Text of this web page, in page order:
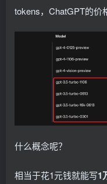
tokens，ChatGPT的价
什么概念呢？
相当于花1元钱就能写1